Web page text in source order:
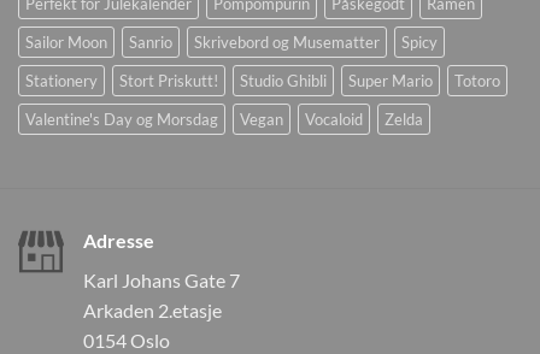
Perfekt for Julekalender
Pompompurin Påskegodt
Ramen
Sailor Moon
Sanrio Skrivebord og Musematter
Spicy
Stationery
Stort Priskutt! Studio Ghibli Super Mario
Totoro
Valentine's Day og Morsdag
Vegan Vocaloid Zelda
Adresse
Karl Johans Gate 7
Arkaden 2.etasje
0154 Oslo